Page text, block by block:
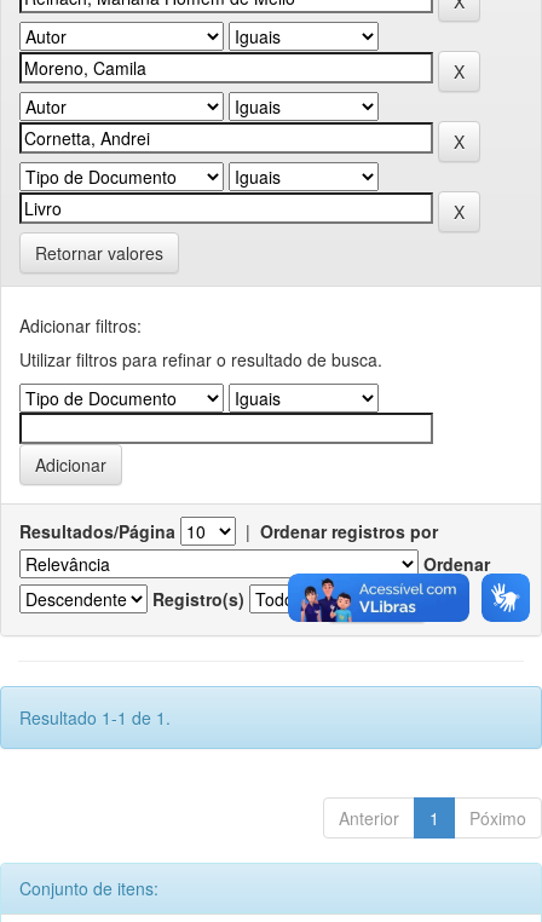
Retornar valores
Adicionar filtros:
Utilizar filtros para refinar o resultado de busca.
Resultados/Página | Ordenar registros por
Ordenar
Registro(s)
Resultado 1-1 de 1.
Anterior 1 Póximo
Conjunto de itens: